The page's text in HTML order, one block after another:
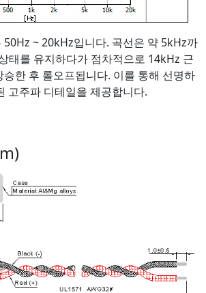
50Hz ~ 20kHz입니다. 곡선은 약 5kHz까
태를 유지하다가 점차적으로 14kHz 근
한 후 롤오프됩니다. 이를 통해 선명하
고주파 디테일을 제공합니다.